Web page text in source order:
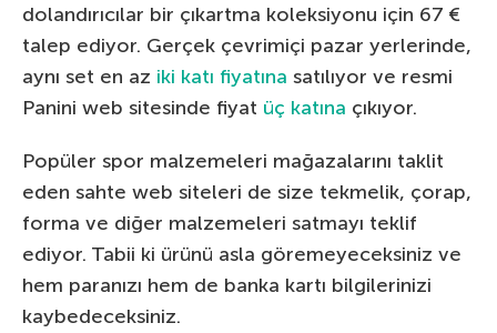
dolandırıcılar bir çıkartma koleksiyonu için 67 €
talep ediyor. Gerçek çevrimiçi pazar yerlerinde,
aynı set en az iki katı fiyatına satılıyor ve resmi
Panini web sitesinde fiyat üç katına çıkıyor.
Popüler spor malzemeleri mağazalarını taklit
eden sahte web siteleri de size tekmelik, çorap,
forma ve diğer malzemeleri satmayı teklif
ediyor. Tabii ki ürünü asla göremeyeceksiniz ve
hem paranızı hem de banka kartı bilgilerinizi
kaybedeceksiniz.